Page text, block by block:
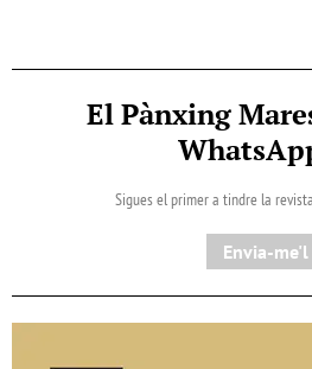
El Pànxing
Sigues el primer a tindre la
Envia-me'l